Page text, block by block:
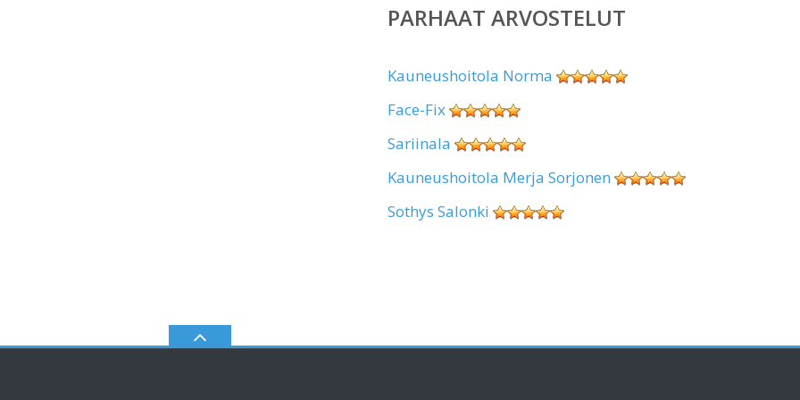
PARHAAT ARVOSTELUT
Kauneushoitola Norma
Face-Fix
Sariinala
Kauneushoitola Merja Sorjonen
Sothys Salonki